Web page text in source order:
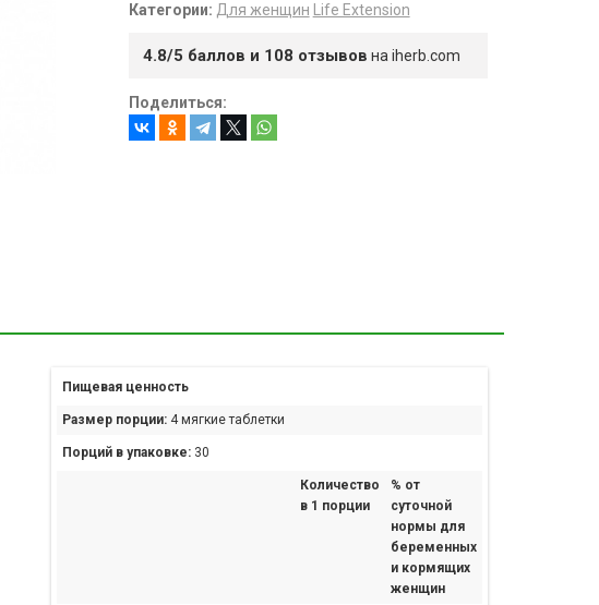
Категории: Для женщин Life Extension
4.8/5 баллов и 108 отзывов на iherb.com
Поделиться:
Пищевая ценность
Размер порции: 4 мягкие таблетки
Порций в упаковке: 30
Количество
в 1 порции
% от
суточной
нормы для
беременных
и кормящих
женщин